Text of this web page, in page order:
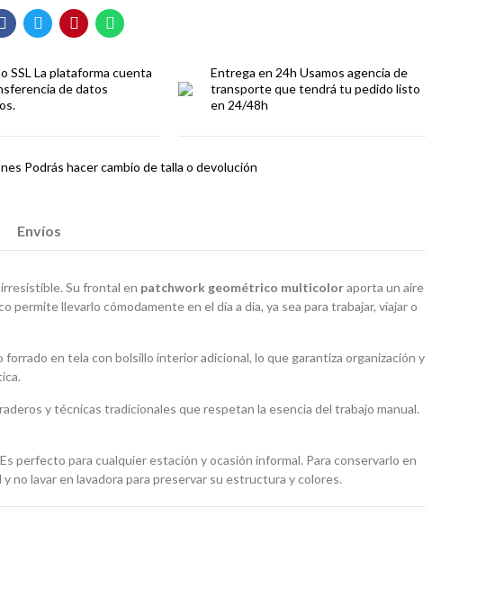
SSL La plataforma cuenta
de datos
Entrega en 24h Usamos agencia de
transporte que tendrá tu pedido listo
en 24/48h
Podrás hacer cambio de talla o devolución
Envíos
Su frontal en patchwork geométrico multicoloraporta un aire
llevarlo cómodamente en el día a día, ya sea para trabajar, viajar o
forrado en tela con bolsillo interior adicional, lo que garantiza organización y
y técnicas tradicionales que respetan la esencia del trabajo manual.
perfecto para cualquier estación y ocasión informal. Para conservarlo en
no lavar en lavadora para preservar su estructura y colores.